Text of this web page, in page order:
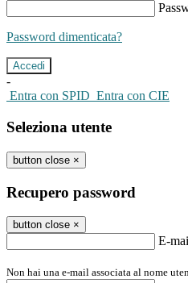
Password dimenticata?
-
Entra con SPID Entra con CIE
Seleziona utente
button close ×
Recupero password
button close ×
E-
Non hai una e-mail associata al nome